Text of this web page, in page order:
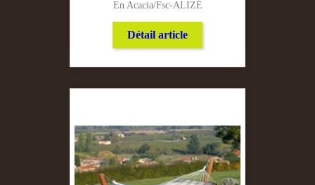
En Acacia/Fsc-ALIZÉ
Détail article